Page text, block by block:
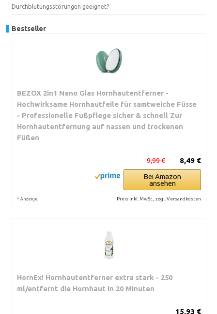
Durchblutungsstörungen geeignet?
Bestseller
BEZOX 2in1 Nano Glas Hornhautentferner -
Hochwirksame Hornhautfeile für samtweiche Füsse
- Professionelle Fußpflege sicher & schnell Zur
Hornhautentfernung auf nassen und trockenen
Füßen
8,49 €
9,99 €
Bei Amazon
ansehen
* Anzeige Preis inkl. MwSt., zzgl. Versandkosten
HornEx! Hornhautentferner extra stark - 250
ml/entfernt die Hornhaut in 20 Minuten
15,93 €